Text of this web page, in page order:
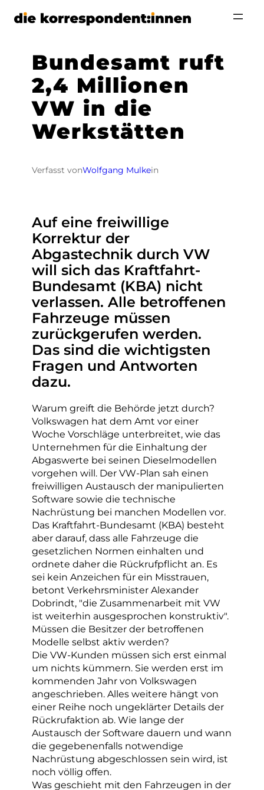
Zum
Bundesamt ruft
2,4 Millionen
VW in die
Werkstätten
Verfasst vonWolfgang Mulkein
Auf eine freiwillige
Korrektur der
Abgastechnik durch VW
will sich das Kraftfahrt-
Bundesamt (KBA) nicht
verlassen. Alle betroffenen
Fahrzeuge müssen
zurückgerufen werden.
Das sind die wichtigsten
Fragen und Antworten
dazu.
Warum greift die Behörde jetzt durch?
Volkswagen hat dem Amt vor einer
Woche Vorschläge unterbreitet, wie das
Unternehmen für die Einhaltung der
Abgaswerte bei seinen Dieselmodellen
vorgehen will. Der VW-Plan sah einen
freiwilligen Austausch der manipulierten
Software sowie die technische
Nachrüstung bei manchen Modellen vor.
Das Kraftfahrt-Bundesamt (KBA) besteht
aber darauf, dass alle Fahrzeuge die
gesetzlichen Normen einhalten und
ordnete daher die Rückrufpflicht an. Es
sei kein Anzeichen für ein Misstrauen,
betont Verkehrsminister Alexander
Dobrindt, "die Zusammenarbeit mit VW
ist weiterhin ausgesprochen konstruktiv".
Müssen die Besitzer der betroffenen
Modelle selbst aktiv werden?
Die VW-Kunden müssen sich erst einmal
um nichts kümmern. Sie werden erst im
kommenden Jahr von Volkswagen
angeschrieben. Alles weitere hängt von
einer Reihe noch ungeklärter Details der
Rückrufaktion ab. Wie lange der
Austausch der Software dauern und wann
die gegebenenfalls notwendige
Nachrüstung abgeschlossen sein wird, ist
noch völlig offen.
Was geschieht mit den Fahrzeugen in der